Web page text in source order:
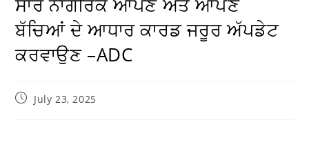
ਸਾਰੇ ਨਾਗਰਿਕ ਆਪਣੇ ਅਤੇ ਆਪਣੇ
ਬੱਚਿਆਂ ਦੇ ਆਧਾਰ ਕਾਰਡ ਜਰੂਰ ਅੱਪਡੇਟ
ਕਰਵਾਉਣ –ADC
July 23, 2025